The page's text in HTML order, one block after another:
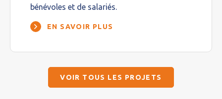
bénévoles et de salariés.
EN SAVOIR PLUS
VOIR TOUS LES PROJETS